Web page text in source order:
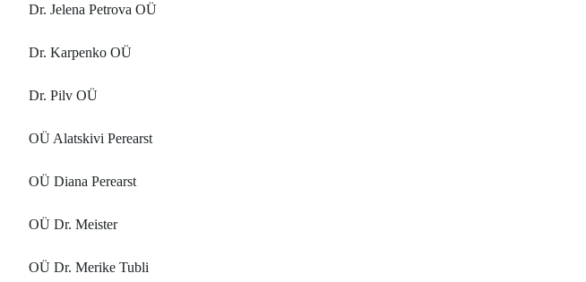
Dr. Jelena Petrova OÜ
Dr. Karpenko OÜ
Dr. Pilv OÜ
OÜ Alatskivi Perearst
OÜ Diana Perearst
OÜ Dr. Meister
OÜ Dr. Merike Tubli